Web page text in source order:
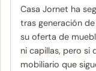
Casa Jornet ha
tras generación
su oferta de
ni capillas, pero si
mobiliario que